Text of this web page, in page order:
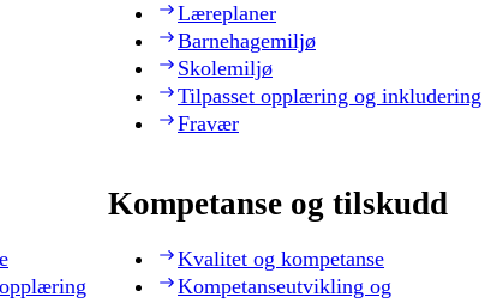
Læreplaner
Barnehagemiljø
Skolemiljø
Tilpasset opplæring og inkludering
Fravær
Kompetanse og tilskudd
Kvalitet og kompetanse
Kompetanseutvikling og